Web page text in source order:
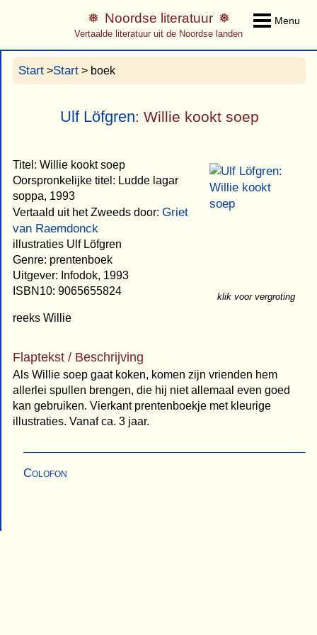
Menu
Noordse literatuur
Vertaalde literatuur uit de Noordse landen
Start >Start > boek
Ulf Löfgren: Willie kookt soep
klik voor vergroting
Titel: Willie kookt soep
Oorspronkelijke titel: Ludde lagar
soppa, 1993
Vertaald uit het Zweeds door: Griet
van Raemdonck
illustraties Ulf Löfgren
Genre: prentenboek
Uitgever: Infodok, 1993
ISBN10: 9065655824
reeks Willie
Flaptekst / Beschrijving
Als Willie soep gaat koken, komen zijn vrienden hem
allerlei spullen brengen, die hij niet allemaal even goed
kan gebruiken. Vierkant prentenboekje met kleurige
illustraties. Vanaf ca. 3 jaar.
Colofon